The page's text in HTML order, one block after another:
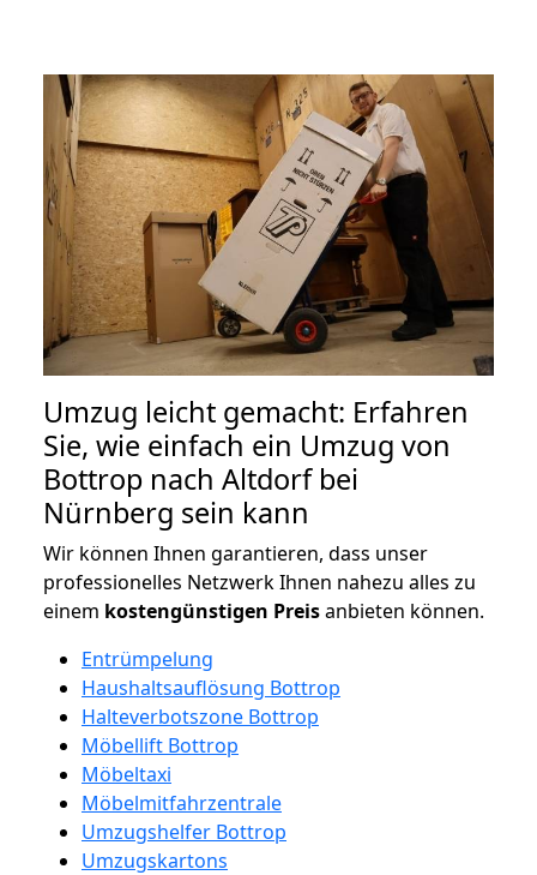
Umzug leicht gemacht: Erfahren
Sie, wie einfach ein Umzug von
Bottrop nach Altdorf bei
Nürnberg sein kann
Wir können Ihnen garantieren, dass unser
professionelles Netzwerk Ihnen nahezu alles zu
einem kostengünstigen Preisanbieten können.
Entrümpelung
Haushaltsauflösung Bottrop
Halteverbotszone Bottrop
Möbellift Bottrop
Möbeltaxi
Möbelmitfahrzentrale
Umzugshelfer Bottrop
Umzugskartons